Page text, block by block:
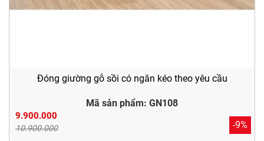
Đóng giường gỗ sồi có ngăn kéo theo yêu cầu
Mã sản phẩm: GN108
9.900.000
10.900.000 -9%